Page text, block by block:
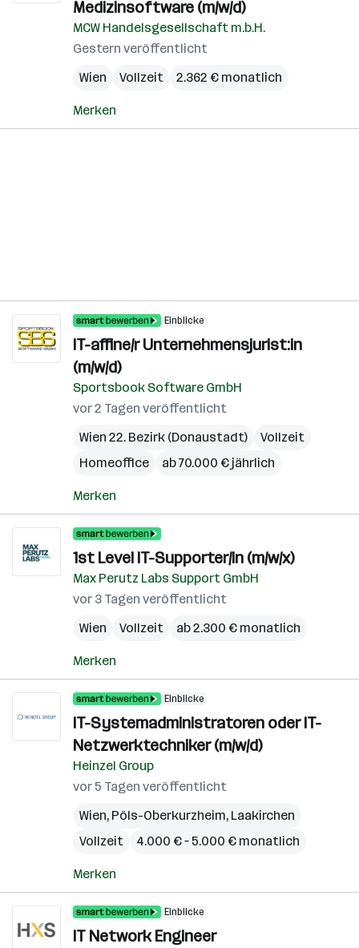
Medizinsoftware (m/w/d)
MCW Handelsgesellschaft m.b.H.
Gestern veröffentlicht
Wien
Vollzeit 2.362 € monatlich
Merken
Einblicke
IT-affine/r Unternehmensjurist:in
(m/w/d)
Sportsbook Software GmbH
vor 2 Tagen veröffentlicht
Wien 22. Bezirk (Donaustadt)
Vollzeit
Homeoffice
ab 70.000 € jährlich
Merken
1st Level IT-Supporter/in (m/w/x)
Max Perutz Labs Support GmbH
vor 3 Tagen veröffentlicht
Wien
Vollzeit ab 2.300 € monatlich
Merken
Einblicke
IT-Systemadministratoren oder IT-
Netzwerktechniker (m/w/d)
Heinzel Group
vor 5 Tagen veröffentlicht
Wien, Pöls-Oberkurzheim, Laakirchen
Vollzeit
4.000 € – 5.000 € monatlich
Merken
Einblicke
IT Network Engineer